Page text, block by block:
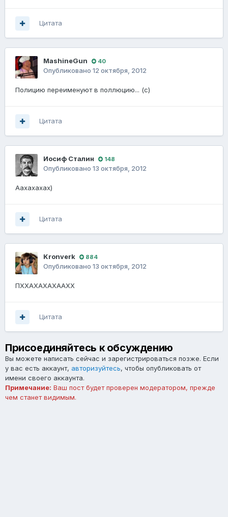
Цитата
MashineGun 40
Опубликовано 12 октября, 2012
Полицию переименуют в поллюцию... (с)
Цитата
Иосиф Сталин 148
Опубликовано 13 октября, 2012
Аахахахах)
Цитата
Kronverk 884
Опубликовано 13 октября, 2012
ПХХАХАХАХААХХ
Цитата
Присоединяйтесь к обсуждению
Вы можете написать сейчас и зарегистрироваться позже. Если
у вас есть аккаунт, авторизуйтесь, чтобы опубликовать от
имени своего аккаунта.
Примечание: Ваш пост будет проверен модератором, прежде
чем станет видимым.